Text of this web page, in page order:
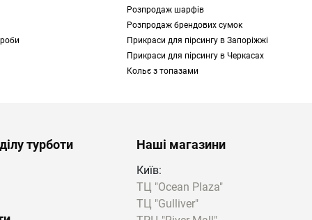
інших колекцій
Розпродаж шарфів
Розпродаж брендових сумок
Прикраси для пірсингу в Запоріжжі
Прикраси для пірсингу в Черкасах
Кольє з топазами
турботи Наші магазини
Київ:
ТЦ "Ocean Plaza"
ТЦ "Gulliver"